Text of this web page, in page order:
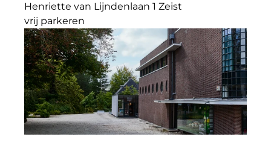
Henriette van Lijndenlaan 1 Zeist
vrij parkeren